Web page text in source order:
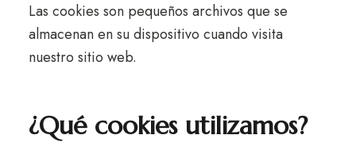
Las cookies son pequeños archivos que se
almacenan en su dispositivo cuando visita
nuestro sitio web.
¿Qué cookies utilizamos?